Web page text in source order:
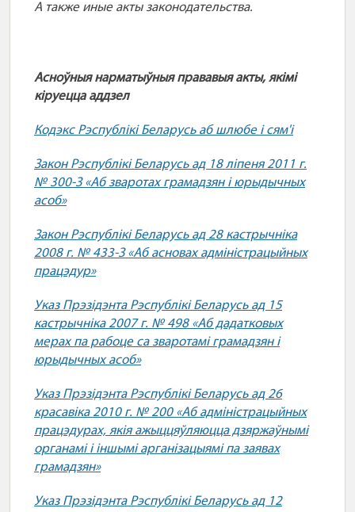
А также иные акты законодательства.
Асноўныя нарматыўныя прававыя акты, якімі
кіруецца аддзел
Кодэкс Рэспублікі Беларусь аб шлюбе і сям'і
Закон Рэспублікі Беларусь ад 18 ліпеня 2011 г.
№ 300-З «Аб зваротах грамадзян і юрыдычных
асоб»
Закон Рэспублікі Беларусь ад 28 кастрычніка
2008 г. № 433-З «Аб асновах адміністрацыйных
працэдур»
Указ Прэзідэнта Рэспублікі Беларусь ад 15
кастрычніка 2007 г. № 498 «Аб дадатковых
мерах па рабоце са зваротамі грамадзян і
юрыдычных асоб»
Указ Прэзідэнта Рэспублікі Беларусь ад 26
красавіка 2010 г. № 200 «Аб адміністрацыйных
працэдурах, якія ажыццяўляюцца дзяржаўнымі
органамі і іншымі арганізацыямі па заявах
грамадзян»
Указ Прэзідэнта Рэспублікі Беларусь ад 12